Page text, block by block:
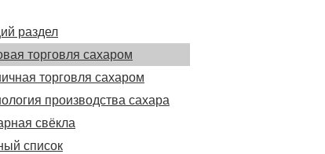
раздел
торговля сахаром
торговля сахаром
производства сахара
свёкла
список